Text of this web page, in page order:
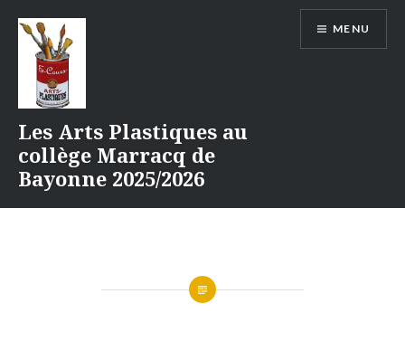
contenu
Les Arts Plastiques au
collège Marracq de
Bayonne 2025/2026
MENU